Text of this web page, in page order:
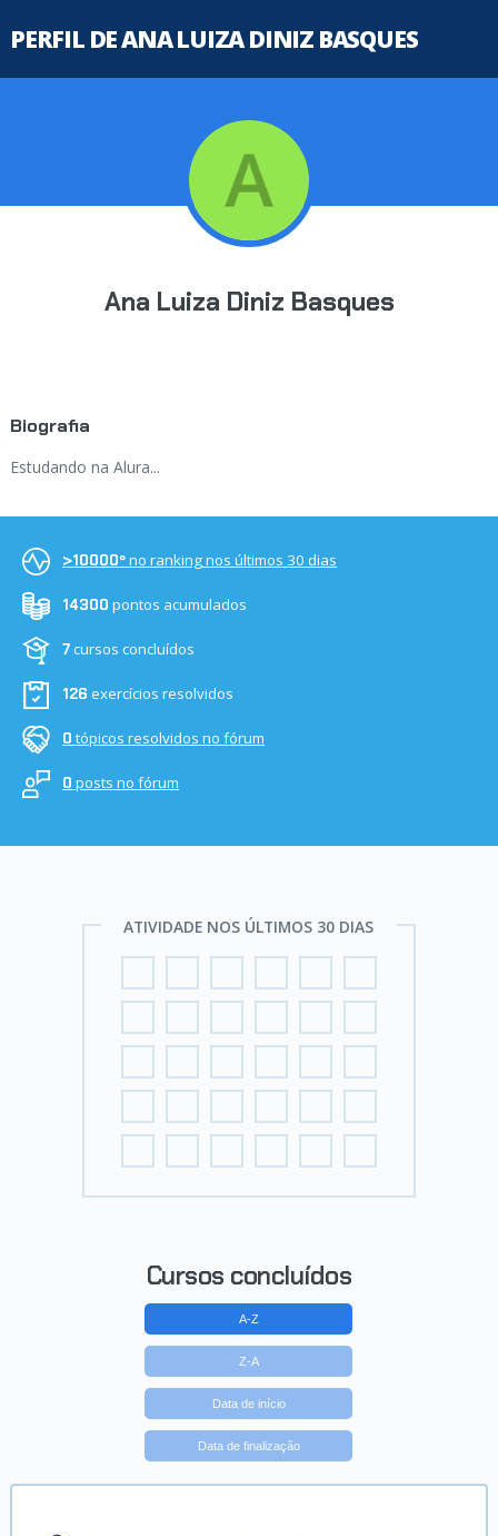
PERFIL DE ANA LUIZA DINIZ BASQUES
Ana Luiza Diniz Basques
Biografia
Estudando na Alura...
>10000ºno ranking nos últimos 30 dias
14300 pontos acumulados
7cursos concluídos
126 exercícios resolvidos
0 tópicos resolvidos no fórum
0 posts no fórum
ATIVIDADE NOS ÚLTIMOS 30 DIAS
Cursos concluídos
A-Z
Z-A
Data de início
Data de finalização